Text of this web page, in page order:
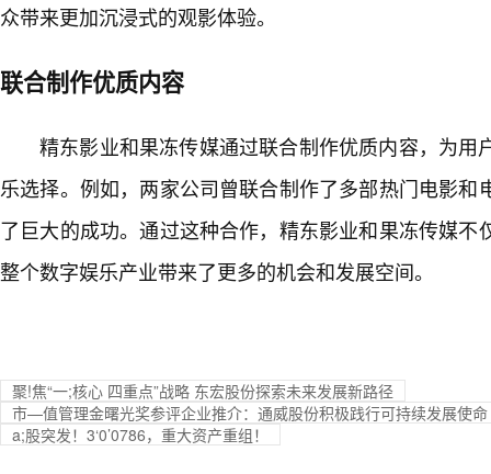
众带来更加沉浸式的观影体验。
联合制作优质内容
精东影业和果冻传媒通过联合制作优质内容，为用
乐选择。例如，两家公司曾联合制作了多部热门电影和
了巨大的成功。通过这种合作，精东影业和果冻传媒不
整个数字娱乐产业带来了更多的机会和发展空间。
聚!焦“一;核心 四重点”战略 东宏股份探索未来发展新路径
市—值管理金曙光奖参评企业推介：通威股份积极践行可持续发展使命
a;股突发！3‘0’0786，重大资产重组！